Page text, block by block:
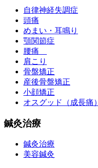
自律神経失調症
頭痛
めまい・耳鳴り
顎関節症
腰痛
肩こり
骨盤矯正
産後骨盤矯正
小顔矯正
オスグッド（成長痛）
鍼灸治療
鍼灸治療
美容鍼灸